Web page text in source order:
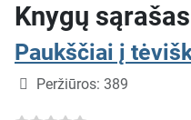
Knygų sąrašas
Paukščiai į
Išsami informacija
Peržiūros: 389